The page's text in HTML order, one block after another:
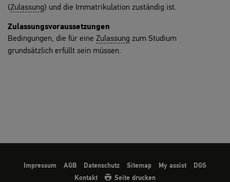
(Zulassung) und die Immatrikulation zuständig ist.
Zulassungsvoraussetzungen
Bedingungen, die für eine Zulassung zum Studium
grundsätzlich erfüllt sein müssen.
Impressum AGB Datenschutz Sitemap My assist
DGS
Kontakt
Seite drucken